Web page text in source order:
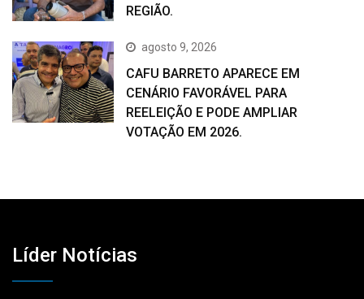
REGIÃO.
agosto 9, 2026
CAFU BARRETO APARECE EM
CENÁRIO FAVORÁVEL PARA
REELEIÇÃO E PODE AMPLIAR
VOTAÇÃO EM 2026.
Líder Notícias